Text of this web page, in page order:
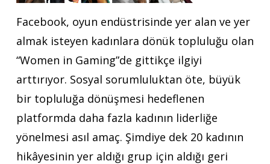
Facebook, oyun endüstrisinde yer alan ve yer
almak isteyen kadınlara dönük topluluğu olan
“Women in Gaming”de gittikçe ilgiyi
arttırıyor. Sosyal sorumluluktan öte, büyük
bir topluluğa dönüşmesi hedeflenen
platformda daha fazla kadının liderliğe
yönelmesi asıl amaç. Şimdiye dek 20 kadının
hikâyesinin yer aldığı grup için aldığı geri